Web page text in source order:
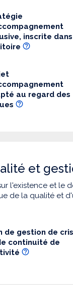
inscrite
au regard des
et
l'existence et
de la qualité et
de gestion de
continuité de